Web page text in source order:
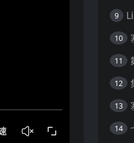
9
10
11
12
13
14